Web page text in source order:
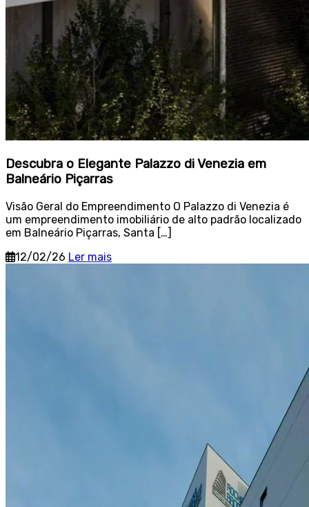
Descubra o Elegante Palazzo di Venezia em
Balneário Piçarras
Visão Geral do Empreendimento O Palazzo di Venezia é
um empreendimento imobiliário de alto padrão localizado
em Balneário Piçarras, Santa […]
12/02/26 Ler mais